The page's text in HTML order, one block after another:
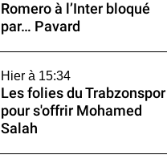
Romero à l’Inter bloqué
par… Pavard
Hier à 15:34
Les folies du Trabzonspor
pour s'offrir Mohamed
Salah